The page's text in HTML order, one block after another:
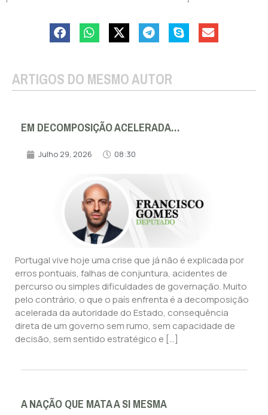
ARTIGOS DO MESMO AUTOR
EM DECOMPOSIÇÃO ACELERADA…
Julho 29, 2026 08:30
Portugal vive hoje uma crise que já não é explicada por
erros pontuais, falhas de conjuntura, acidentes de
percurso ou simples dificuldades de governação. Muito
pelo contrário, o que o país enfrenta é a decomposição
acelerada da autoridade do Estado, consequência
direta de um governo sem rumo, sem capacidade de
decisão, sem sentido estratégico e […]
A NAÇÃO QUE MATA A SI MESMA